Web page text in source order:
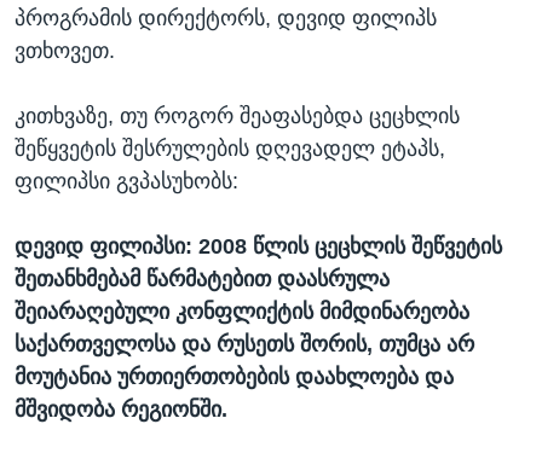
პროგრამის დირექტორს, დევიდ ფილიპს
ვთხოვეთ.
კითხვაზე, თუ როგორ შეაფასებდა ცეცხლის
შეწყვეტის შესრულების დღევადელ ეტაპს,
ფილიპსი გვპასუხობს:
დევიდ ფილიპსი: 2008 წლის ცეცხლის შეწვეტის
შეთანხმებამ წარმატებით დაასრულა
შეიარაღებული კონფლიქტის მიმდინარეობა
საქართველოსა და რუსეთს შორის, თუმცა არ
მოუტანია ურთიერთობების დაახლოება და
მშვიდობა რეგიონში.